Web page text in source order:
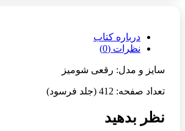
درباره کتاب
نظرات (0)
سایز و مدل: رقعی شومیز
تعداد صفحه: 412 (جلد فرسود)
نظر بدهید